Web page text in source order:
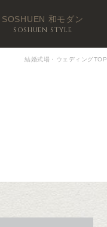
SOSHUEN 和モダン
SOSHUEN STYLE
結婚式場・ウェディングTOP